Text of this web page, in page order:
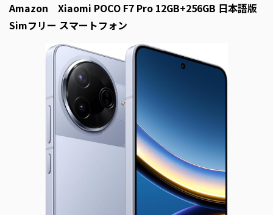
Amazon Xiaomi POCO F7 Pro 12GB+256GB 日本語版
Simフリー スマートフォン